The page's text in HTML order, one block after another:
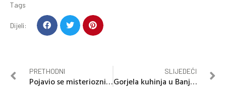
Tags
Dijeli:
PRETHODNI
Pojavio se misteriozni snimak (VIDEO)
SLIJEDEĆI
Gorjela kuhinja u Banjaluci